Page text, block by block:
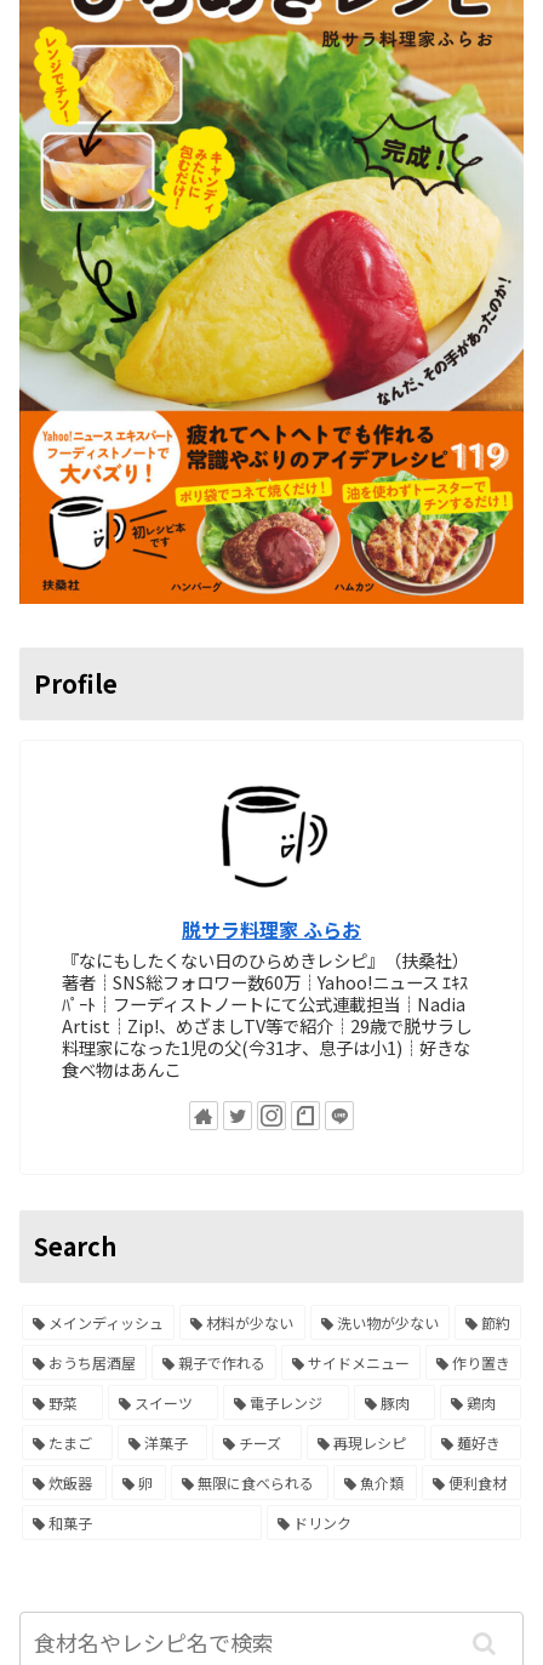
Profile
脱サラ料理家 ふらお
『なにもしたくない日のひらめきレシピ』（扶桑社）
著者┊SNS総フォロワー数60万┊Yahoo!ニュース ｴｷｽ
ﾊﾟｰﾄ┊フーディストノートにて公式連載担当┊Nadia
Artist┊Zip!、めざましTV等で紹介┊29歳で脱サラし
料理家になった1児の父(今31才、息子は小1)┊好きな
食べ物はあんこ
Search
メインディッシュ 材料が少ない 洗い物が少ない
節約
おうち居酒屋
親子で作れる サイドメニュー
作り置き
野菜
スイーツ 電子レンジ 豚肉
鶏肉
たまご
洋菓子 チーズ 再現レシピ
麺好き
炊飯器
卵 無限に食べられる 魚介類
便利食材
和菓子
ドリンク